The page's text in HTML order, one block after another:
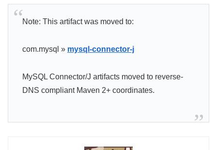
Note: This artifact was moved to:
com.mysql » mysql-connector-j
MySQL Connector/J artifacts moved to reverse-
DNS compliant Maven 2+ coordinates.